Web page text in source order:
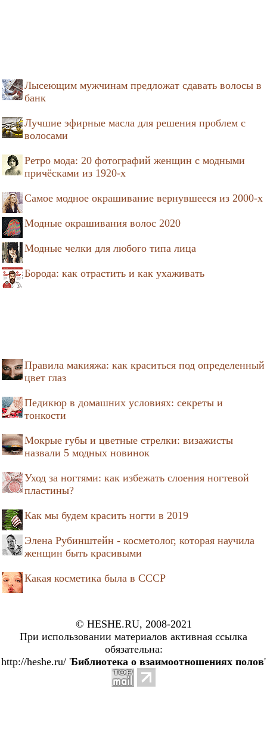
Лысеющим мужчинам предложат сдавать волосы в
банк
Лучшие эфирные масла для решения проблем с
волосами
Ретро мода: 20 фотографий женщин с модными
причёсками из 1920-х
Самое модное окрашивание вернувшееся из 2000-х
Модные окрашивания волос 2020
Модные челки для любого типа лица
Борода: как отрастить и как ухаживать
Правила макияжа: как краситься под определенный
цвет глаз
Педикюр в домашних условиях: секреты и
тонкости
Мокрые губы и цветные стрелки: визажисты
назвали 5 модных новинок
Уход за ногтями: как избежать слоения ногтевой
пластины?
Как мы будем красить ногти в 2019
Элена Рубинштейн - косметолог, которая научила
женщин быть красивыми
Какая косметика была в СССР
© HESHE.RU, 2008-2021
При использовании материалов активная ссылка
обязательна:
http://heshe.ru/ 'Библиотека о взаимоотношениях полов'